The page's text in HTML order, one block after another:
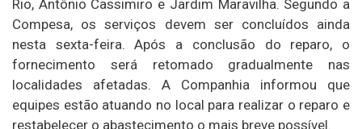
Rio, Antônio Cassimiro e Jardim Maravilha. Segundo a
Compesa, os serviços devem ser concluídos ainda
nesta sexta-feira. Após a conclusão do reparo, o
fornecimento será retomado gradualmente nas
localidades afetadas. A Companhia informou que
equipes estão atuando no local para realizar o reparo e
restabelecer o abastecimento o mais breve possível.